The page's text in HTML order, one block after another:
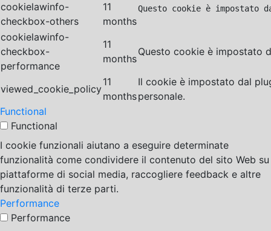
cookielawinfo-
checkbox-others
11
months
Questo cookie è
cookielawinfo-
checkbox-
performance
11
months
Questo cookie è impostato
viewed_cookie_policy
11
months
Il cookie è impostato dal
personale.
Functional
Functional
I cookie funzionali aiutano a eseguire determinate
funzionalità come condividere il contenuto del sito Web su
piattaforme di social media, raccogliere feedback e altre
funzionalità di terze parti.
Performance
Performance